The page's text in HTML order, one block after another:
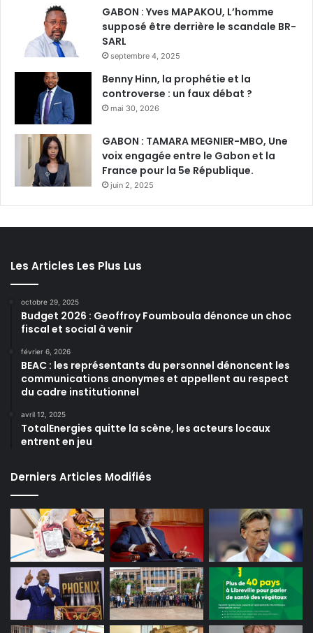
GABON : Yves MAPAKOU, L’homme
supposé être derrière le scandale BR-
SARL
septembre 4, 2025
Benny Hinn, la prophétie et la
controverse : un faux débat ?
mai 30, 2026
GABON : TAMARA MEGNIER-MBO, Une
voix engagée entre le Gabon et la
France pour la 5e République.
juin 2, 2025
Les Articles Les Plus Lus
octobre 29, 2025
Budget 2026 : Geoffroy Foumboula dénonce un choc
fiscal et social à venir
février 6, 2026
BEAC : les représentants du personnel dénoncent les
communications anonymes et appellent au respect
du cadre institutionnel
avril 12, 2025
TotalEnergies quitte la scène, les acteurs locaux
entrent en jeu
Derniers Articles Modifiés